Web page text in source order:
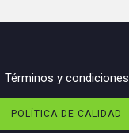
Términos y condiciones
POLÍTICA DE CALIDAD